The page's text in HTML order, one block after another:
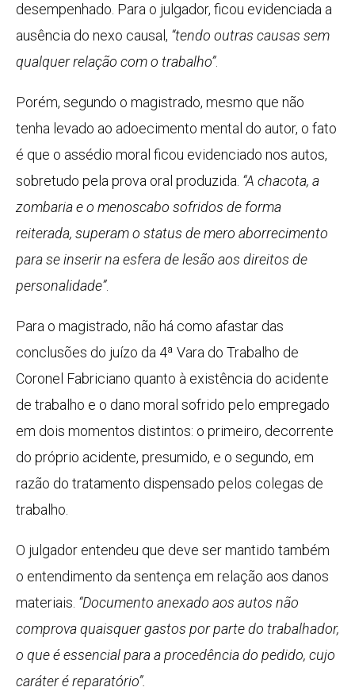
desempenhado. Para o julgador, ficou evidenciada a
ausência do nexo causal, “tendo outras causas sem
qualquer relação com o trabalho”.
Porém, segundo o magistrado, mesmo que não
tenha levado ao adoecimento mental do autor, o fato
é que o assédio moral ficou evidenciado nos autos,
sobretudo pela prova oral produzida. “A chacota, a
zombaria e o menoscabo sofridos de forma
reiterada, superam o status de mero aborrecimento
para se inserir na esfera de lesão aos direitos de
personalidade”.
Para o magistrado, não há como afastar das
conclusões do juízo da 4ª Vara do Trabalho de
Coronel Fabriciano quanto à existência do acidente
de trabalho e o dano moral sofrido pelo empregado
em dois momentos distintos: o primeiro, decorrente
do próprio acidente, presumido, e o segundo, em
razão do tratamento dispensado pelos colegas de
trabalho.
O julgador entendeu que deve ser mantido também
o entendimento da sentença em relação aos danos
materiais. “Documento anexado aos autos não
comprova quaisquer gastos por parte do trabalhador,
o que é essencial para a procedência do pedido, cujo
caráter é reparatório”.